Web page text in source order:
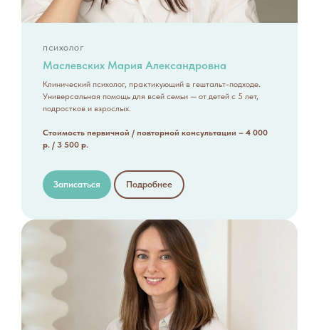
психолог
Маслевских Мария Александровна
Клинический психолог, практикующий в гештальт-подходе.
Универсальная помощь для всей семьи — от детей с 5 лет,
подростков и взрослых.
Стоимость первичной / повторной консультации – 4 000
р. / 3 500 р.
Записаться Подробнее